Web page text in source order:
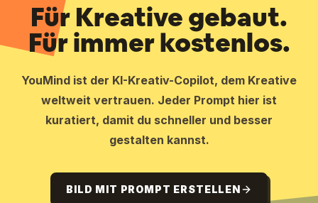
Für Kreative gebaut.
Für immer kostenlos.
YouMind ist der KI-Kreativ-Copilot, dem Kreative
weltweit vertrauen. Jeder Prompt hier ist
kuratiert, damit du schneller und besser
gestalten kannst.
BILD MIT PROMPT ERSTELLEN